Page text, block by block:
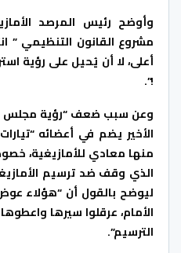
وأوضح رئيس المرصد
مشروع القانون التنظيمي ”
أعلى، لا أن يُحيل على رؤية
!”.
وعن سبب ضعف “رؤية مجلس
الأخير يضم في أعضائه
منها معادي للأمازيغية،
الذي وقف ضد ترسيم
ليوضح بالقول أن “هؤلاء
الأمام، عرقلوا سيرها
الترسيم”.